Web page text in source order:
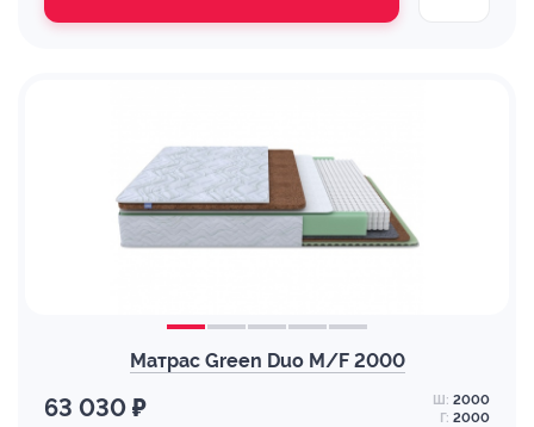
Матрас Green Duo M/F 2000
63 030 ₽ Ш: 2000
Г: 2000